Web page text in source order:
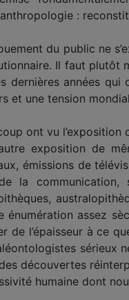
:
du public ne
Il faut plutôt
dernières années
et une tension
ont vu l’exposition
exposition de
émissions de
la
énumération assez
de l’épaisseur à ce
sérieux
découvertes
humaine dont